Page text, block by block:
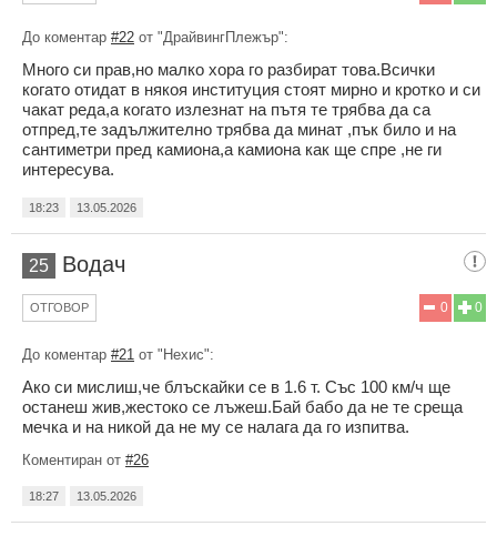
До коментар #22 от "ДрайвингПлежър":
Много си прав,но малко хора го разбират това.Всички
когато отидат в някоя институция стоят мирно и кротко и си
чакат реда,а когато излезнат на пътя те трябва да са
отпред,те задължително трябва да минат ,пък било и на
сантиметри пред камиона,а камиона как ще спре ,не ги
интересува.
18:23 13.05.2026
25 Водач
0
0
ОТГОВОР
До коментар #21 от "Нехис":
Ако си мислиш,че блъскайки се в 1.6 т. Със 100 км/ч ще
останеш жив,жестоко се лъжеш.Бай бабо да не те среща
мечка и на никой да не му се налага да го изпитва.
Коментиран от #26
18:27 13.05.2026